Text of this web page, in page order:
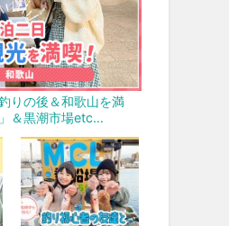
りの後＆和歌山を満
＆黒潮市場etc…